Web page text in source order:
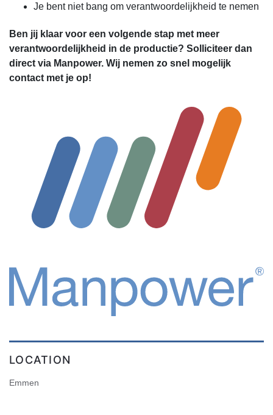
Je bent niet bang om verantwoordelijkheid te nemen
Ben jij klaar voor een volgende stap met meer
verantwoordelijkheid in de productie? Solliciteer dan
direct via Manpower. Wij nemen zo snel mogelijk
contact met je op!
LOCATION
Emmen